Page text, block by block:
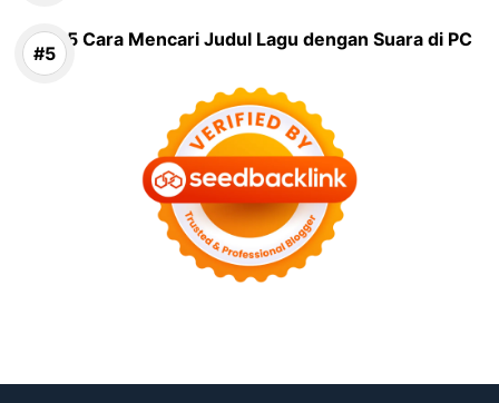
5 Cara Mencari Judul Lagu dengan Suara di PC